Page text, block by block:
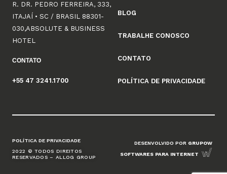
R. DR. PEDRO FERREIRA, 333,
ITAJAÍ • SC / BRASIL 88301-
030,ABSOLUTE & BUSINESS
HOTEL
CONTATO
+55 47 3241.1700
BLOG
TRABALHE CONOSCO
CONTATO
POLÍTICA DE PRIVACIDADE
POLÍTICA DE PRIVACIDADE
2022 © TODOS DIREITOS
RESERVADOS – ALLOG GROUP
DESENVOLVIDO POR GRUPOW
SOFTWARES PARA INTERNET